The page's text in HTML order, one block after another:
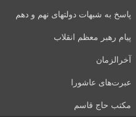
پاسخ به شبهات دولتهای نهم و دهم
پیام رهبر معظم انقلاب
آخرالزمان
عبرت‌های عاشورا
مکتب حاج قاسم